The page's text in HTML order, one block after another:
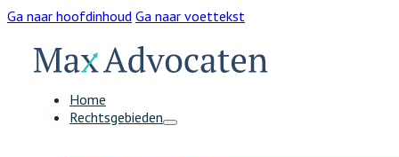
Ga naar hoofdinhoud Ga naar voettekst
Home
Rechtsgebieden